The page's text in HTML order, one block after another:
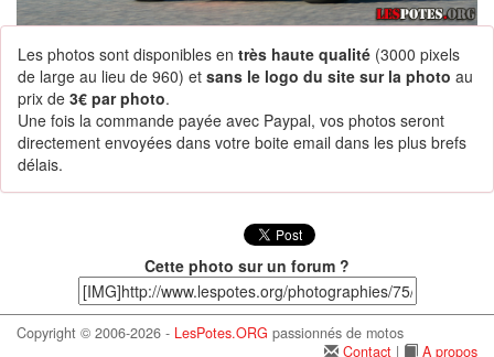
Les photos sont disponibles en très haute qualité (3000 pixels
de large au lieu de 960) et sans le logo du site sur la photo au
prix de 3€ par photo.
Une fois la commande payée avec Paypal, vos photos seront
directement envoyées dans votre boite email dans les plus brefs
délais.
Cette photo sur un forum ?
Copyright © 2006-2026 - LesPotes.ORG passionnés de motos
Contact | A propos